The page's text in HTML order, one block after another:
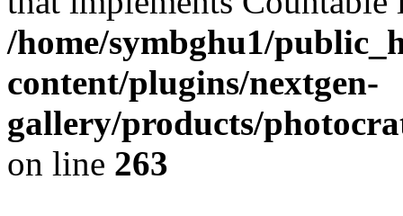
/home/symbghu1/
content/plugins/nextgen-
gallery/products/
on line 263